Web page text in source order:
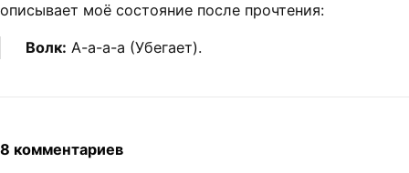
описывает моё состояние после прочтения:
Волк: А-а-а-а (Убегает).
8 комментариев